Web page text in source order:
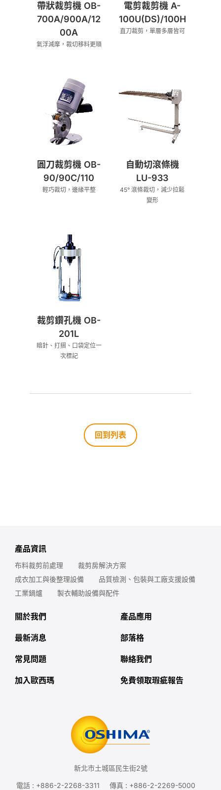
帶狀裁剪機 OB-
700A/900A/12
00A
氣浮減摩，裁切移料更順
電剪裁剪機 A-
100U(DS)/100H
直刀裁剪，單層多層皆可
圓刀裁剪機 OB-
90/90C/110
輕巧裁切，邊緣平整
自動切滾條機
LU-933
45° 滾條裁切，減少拉鬆
變形
裁剪鑽孔機 OB-
201L
暗針、打摺、口袋定位一
次標記
回到列表
產品資訊
布料裁剪前處理
裁剪房解決方案
成衣加工與後整理設備
品質檢測、包裝與工廠支援設備
工業鍋爐
製衣輔助設備與配件
關於我們 產品應用
最新消息 部落格
常見問題 聯絡我們
加入歐西瑪 免費領取瑕疵報告
新北市土城區民生街2號
電話 : +886-2-2268-3311 傳真 : +886-2-2269-5000